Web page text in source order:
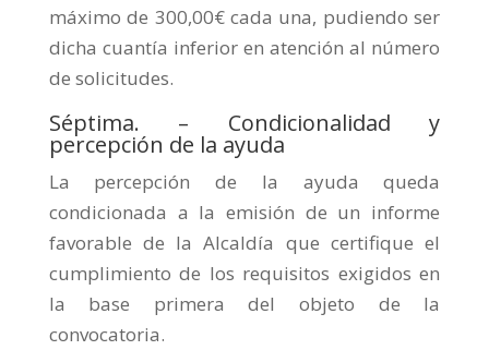
máximo de 300,00€ cada una, pudiendo ser
dicha cuantía inferior en atención al número
de solicitudes.
Séptima. – Condicionalidad y
percepción de la ayuda
La percepción de la ayuda queda
condicionada a la emisión de un informe
favorable de la Alcaldía que certifique el
cumplimiento de los requisitos exigidos en
la base primera del objeto de la
convocatoria.